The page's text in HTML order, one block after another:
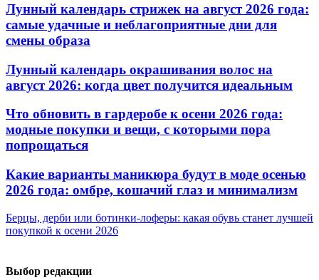
Лунный календарь стрижек на август 2026 года:
самые удачные и неблагоприятные дни для
смены образа
Лунный календарь окрашивания волос на
август 2026: когда цвет получится идеальным
Что обновить в гардеробе к осени 2026 года:
модные покупки и вещи, с которыми пора
попрощаться
Какие варианты маникюра будут в моде осенью
2026 года: омбре, кошачий глаз и минимализм
Берцы, дерби или ботинки-лоферы: какая обувь станет лучшей
покупкой к осени 2026
Выбор редакции